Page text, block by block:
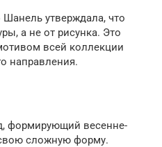
Шанель утверждала, что
а не от рисунка. Это
всей коллекции
направления.
формирующий весенне-
сложную форму.